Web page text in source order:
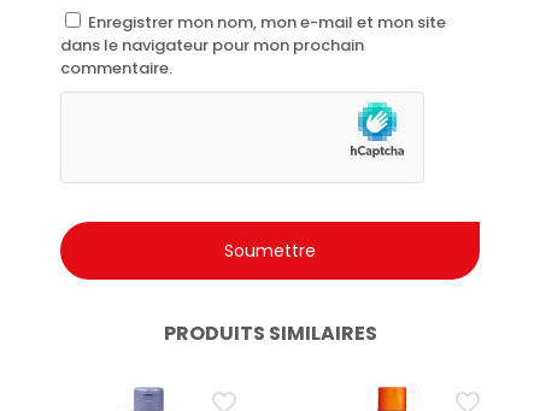
Enregistrer mon nom, mon e-mail et mon site
dans le navigateur pour mon prochain
commentaire.
PRODUITS SIMILAIRES